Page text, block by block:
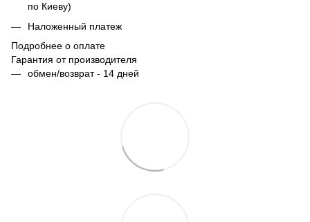
по Киеву)
Наложенный платеж
Подробнее о оплате
Гарантия от производителя
обмен/возврат - 14 дней